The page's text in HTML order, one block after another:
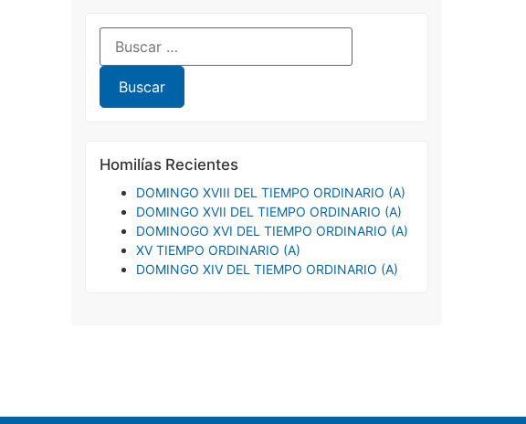
Homilías Recientes
DOMINGO XVIII DEL TIEMPO ORDINARIO (A)
DOMINGO XVII DEL TIEMPO ORDINARIO (A)
DOMINOGO XVI DEL TIEMPO ORDINARIO (A)
XV TIEMPO ORDINARIO (A)
DOMINGO XIV DEL TIEMPO ORDINARIO (A)